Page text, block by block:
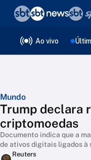
Ao vivo
Mundo
Trump declara
criptomoedas
Documento indica que a
de ativos digitais ligados à
Reuters
❮voltar